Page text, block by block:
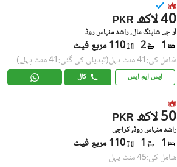
PKR 40 لاکھ
آر جے شاپنگ مال, راشد منہاس روڈ
1
2 110 مربع فیٹ
شامل کی:41 منٹ پہل (تبدیلی کی گئی:41 منٹ پہلے)
ایس ایم ایس کال
PKR 50 لاکھ
راشد منہاس روڈ, کراچی
1
1 110 مربع فیٹ
شامل کی:45 منٹ پہل